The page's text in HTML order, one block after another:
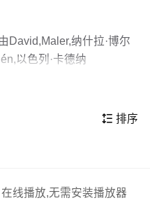
David,Maler,纳什拉·博尔
以色列·卡德纳
上也都有不错的亮点，
欢剧情类电影的观众观
 排序
线播放,无需安装播放器